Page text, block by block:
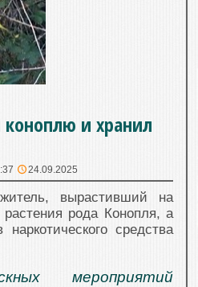
и хранил
24.09.2025
вырастивший на
рода Конопля, а
средства
мероприятий